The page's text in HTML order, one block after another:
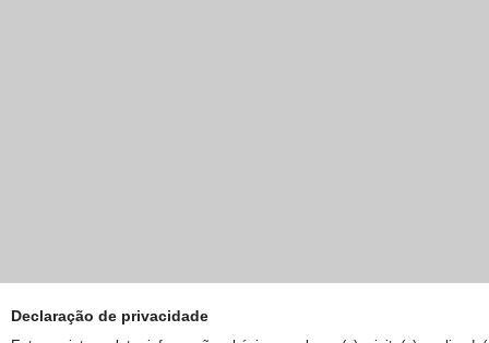
Declaração de privacidade